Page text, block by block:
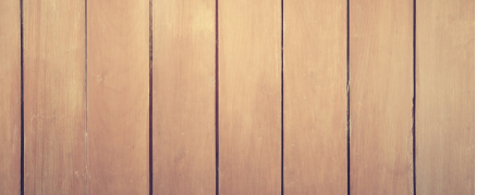
L'engagement de JKF en faveur de
l'air propre et de la durabilité
s'aligne sur l'accent mis au niveau
mondial sur la réduction des
émissions de CO2, le recyclage et
la gestion des déchets. Notre
gamme de filtres, de ventilateurs,